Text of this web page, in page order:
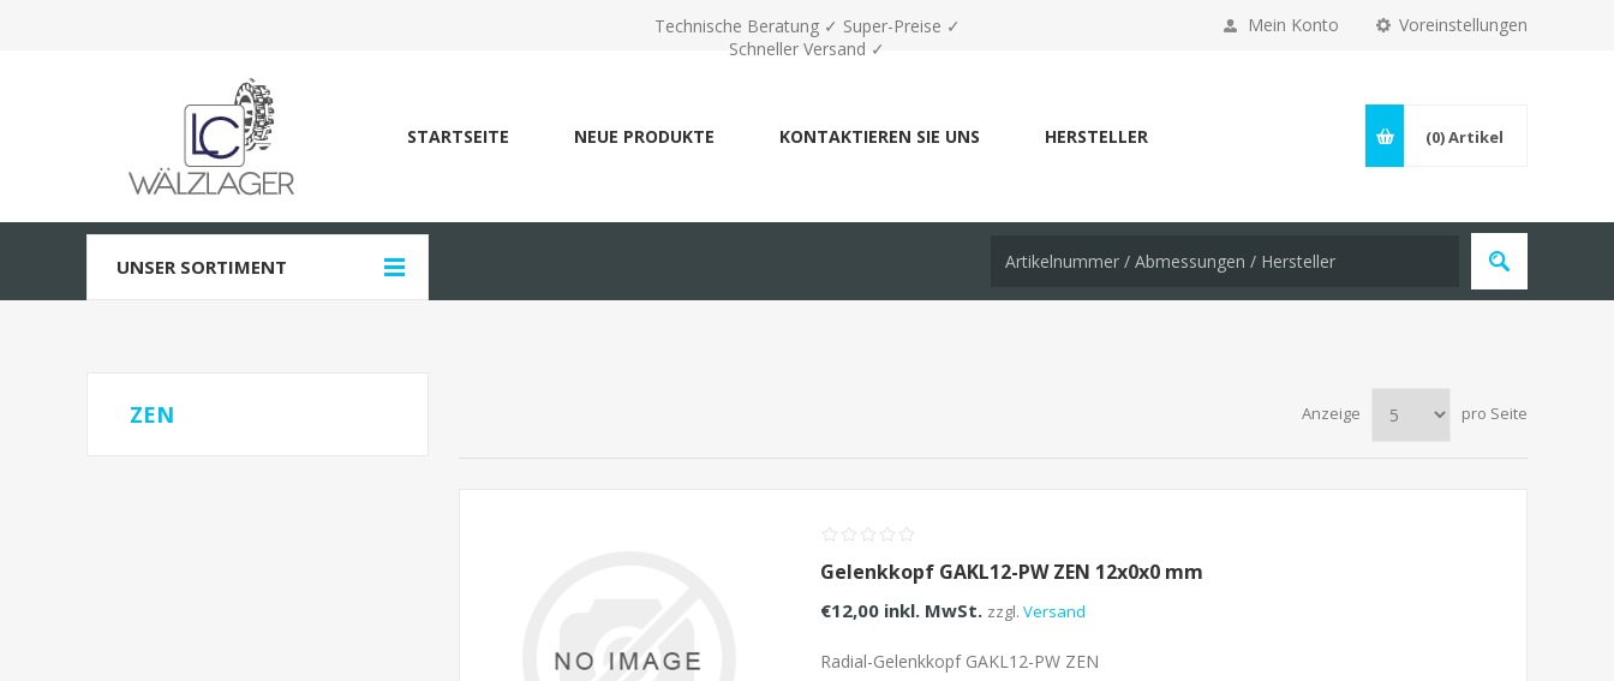
Technische Beratung ✓ Super-Preise ✓
Schneller Versand ✓
Voreinstellungen
Mein Konto
STARTSEITE NEUE PRODUKTE KONTAKTIEREN SIE UNS HERSTELLER (0)Artikel
UNSER SORTIMENT
Anzeige pro Seite
Gelenkkopf GAKL12-PW ZEN 12x0x0 mm
€12,00 inkl. MwSt. zzgl. Versand
Radial-Gelenkkopf GAKL12-PW ZEN
ZEN